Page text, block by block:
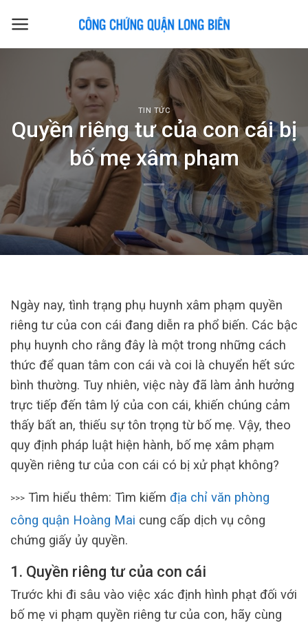
TIN TỨC
Quyền riêng tư của con cái bị
bố mẹ xâm phạm
Ngày nay, tình trạng phụ huynh xâm phạm quyền
riêng tư của con cái đang diễn ra phổ biến. Các bậc
phụ huynh cho rằng đây là một trong những cách
thức để quan tâm con cái và coi là chuyển hết sức
bình thường. Tuy nhiên, việc này đã làm ảnh hưởng
trực tiếp đến tâm lý của con cái, khiến chúng cảm
thấy bất an, thiếu sự tôn trọng từ bố mẹ. Vậy, theo
quy định pháp luật hiện hành, bố mẹ xâm phạm
quyền riêng tư của con cái có bị xử phạt không?
>>> Tìm hiểu thêm: Tìm kiếm địa chỉ văn phòng
công quận Hoàng Mai cung cấp dịch vụ công
chứng giấy ủy quyền.
1. Quyền riêng tư của con cái
Trước khi đi sâu vào việc xác định hình phạt đối với
bố mẹ vi phạm quyền riêng tư của con, hãy cùng